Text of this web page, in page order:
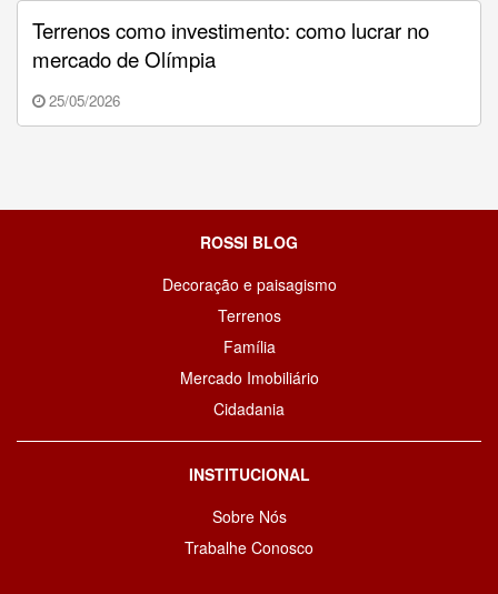
Terrenos como investimento: como lucrar no
mercado de Olímpia
25/05/2026
ROSSI BLOG
Decoração e paisagismo
Terrenos
Família
Mercado Imobiliário
Cidadania
INSTITUCIONAL
Sobre Nós
Trabalhe Conosco